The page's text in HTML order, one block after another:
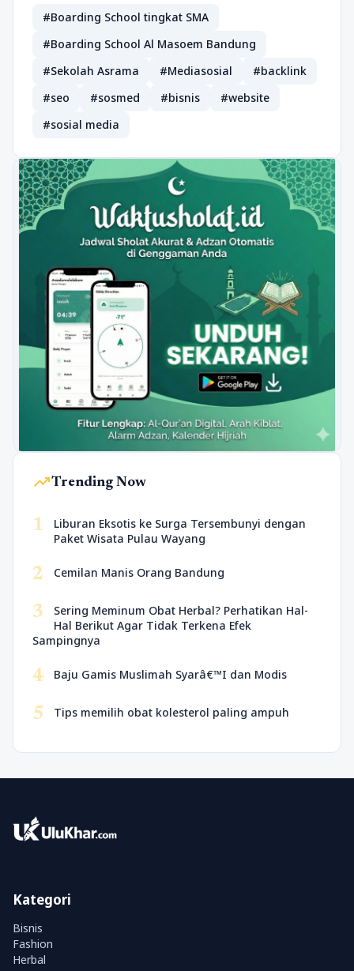
#Boarding School tingkat SMA
#Boarding School Al Masoem Bandung
#Sekolah Asrama
#Mediasosial
#backlink
#seo
#sosmed #bisnis
#website
#sosial media
trending_upTrending Now
1
Liburan Eksotis ke Surga Tersembunyi dengan
Paket Wisata Pulau Wayang
2 Cemilan Manis Orang Bandung
3
Sering Meminum Obat Herbal? Perhatikan Hal-
Hal Berikut Agar Tidak Terkena Efek
Sampingnya
4 Baju Gamis Muslimah Syarâ€™I dan Modis
5 Tips memilih obat kolesterol paling ampuh
Kategori
Bisnis
Fashion
Herbal